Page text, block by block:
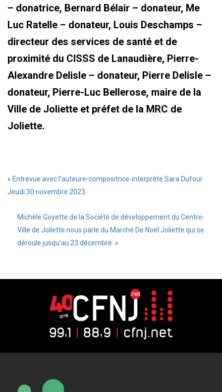
– donatrice, Bernard Bélair – donateur, Me
Luc Ratelle – donateur, Louis Deschamps –
directeur des services de santé et de
proximité du CISSS de Lanaudière, Pierre-
Alexandre Delisle – donateur, Pierre Delisle –
donateur, Pierre-Luc Bellerose, maire de la
Ville de Joliette et préfet de la MRC de
Joliette.
« Entrevue avec l’auteure-compositrice-interprète Sara Dufour.
Jeudi 30 novembre 2023.
Michèle Goyette de la Société de développement du Centre-
Ville de Joliette nous parle du Marché De Noël Joliette qui se
déroule jusqu’au 23 décembre. »